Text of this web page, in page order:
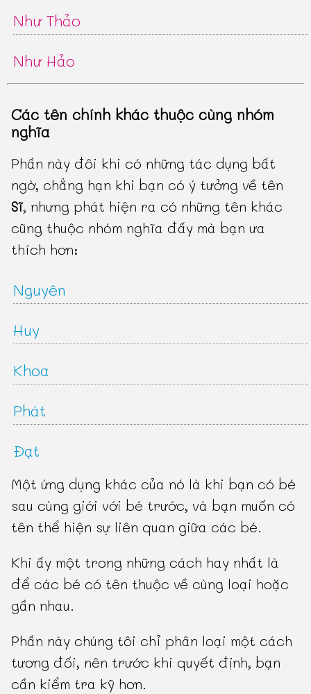
Như Thảo
Như Hảo
Các tên chính khác thuộc cùng nhóm
nghĩa
Phần này đôi khi có những tác dụng bất
ngờ, chẳng hạn khi bạn có ý tưởng về tên
Sĩ, nhưng phát hiện ra có những tên khác
cũng thuộc nhóm nghĩa đấy mà bạn ưa
thích hơn:
Nguyên
Huy
Khoa
Phát
Đạt
Một ứng dụng khác của nó là khi bạn có bé
sau cùng giới với bé trước, và bạn muốn có
tên thể hiện sự liên quan giữa các bé.
Khi ấy một trong những cách hay nhất là
để các bé có tên thuộc về cùng loại hoặc
gần nhau.
Phần này chúng tôi chỉ phân loại một cách
tương đối, nên trước khi quyết định, bạn
cần kiểm tra kỹ hơn.